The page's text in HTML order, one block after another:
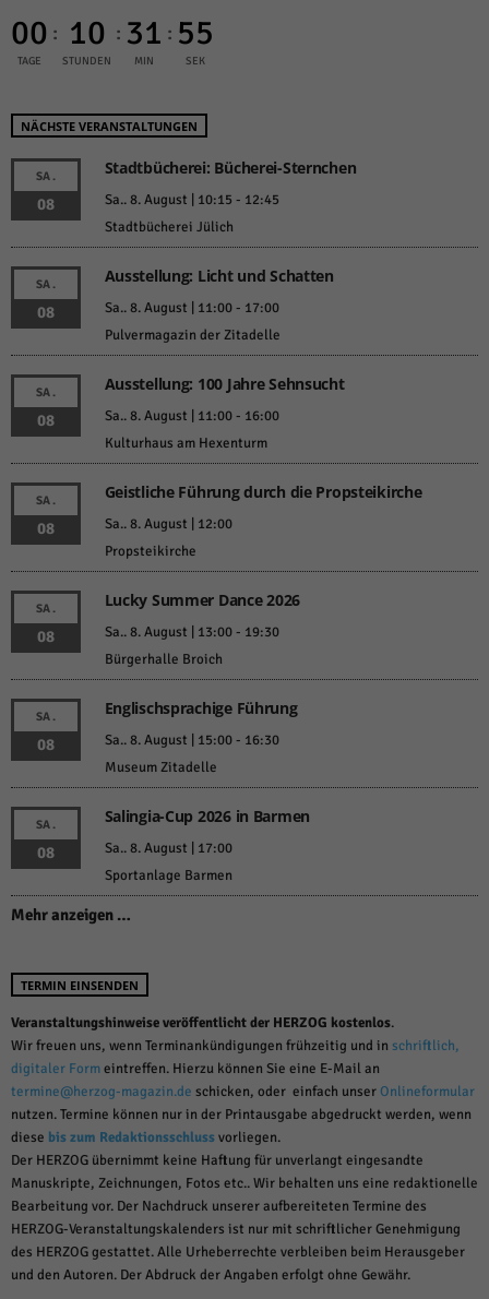
00
TAGE
: 10
STUNDEN
: 31
MIN
: 55
SEK
NÄCHSTE VERANSTALTUNGEN
SA.
08
Stadtbücherei: Bücherei-Sternchen
Sa.. 8. August | 10:15 - 12:45
Stadtbücherei Jülich
SA.
08
Ausstellung: Licht und Schatten
Sa.. 8. August | 11:00- 17:00
Pulvermagazin der Zitadelle
SA.
08
Ausstellung: 100 Jahre Sehnsucht
Sa.. 8. August | 11:00- 16:00
Kulturhaus am Hexenturm
SA.
08
Geistliche Führung durch die Propsteikirche
Sa.. 8. August | 12:00
Propsteikirche
SA.
08
Lucky Summer Dance 2026
Sa.. 8. August | 13:00- 19:30
Bürgerhalle Broich
SA.
08
Englischsprachige Führung
Sa.. 8. August | 15:00- 16:30
Museum Zitadelle
SA.
08
Salingia-Cup 2026 in Barmen
Sa.. 8. August | 17:00
Sportanlage Barmen
Mehr anzeigen …
TERMIN EINSENDEN
Veranstaltungshinweise veröffentlicht der HERZOG kostenlos.
Wir freuen uns, wenn Terminankündigungen frühzeitig und in schriftlich,
digitaler Formeintreffen. Hierzu können Sie eine E-Mail an
termine@herzog-magazin.de schicken, oder einfach unserOnlineformular
nutzen. Termine können nur in der Printausgabe abgedruckt werden, wenn
diese bis zum Redaktionsschlussvorliegen.
Der HERZOG übernimmt keine Haftung für unverlangt eingesandte
Manuskripte, Zeichnungen, Fotos etc.. Wir behalten uns eine redaktionelle
Bearbeitung vor. Der Nachdruck unserer aufbereiteten Termine des
HERZOG-Veranstaltungskalenders ist nur mit schriftlicher Genehmigung
des HERZOG gestattet. Alle Urheberrechte verbleiben beim Herausgeber
und den Autoren. Der Abdruck der Angaben erfolgt ohne Gewähr.